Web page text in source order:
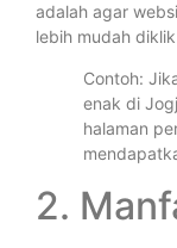
adalah agar
lebih mudah
Contoh:
enak di
halaman
2.